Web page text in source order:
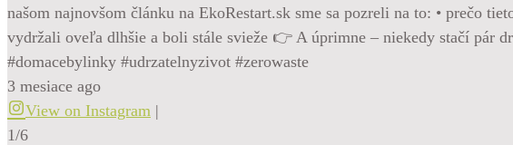
našom najnovšom článku na EkoRestart.sk sme sa pozreli na to: • prečo
vydržali oveľa dlhšie a boli stále svieže 👉 A úprimne – niekedy stačí pár
#domacebylinky #udrzatelnyzivot #zerowaste
3 mesiace ago
View on Instagram |
1/6